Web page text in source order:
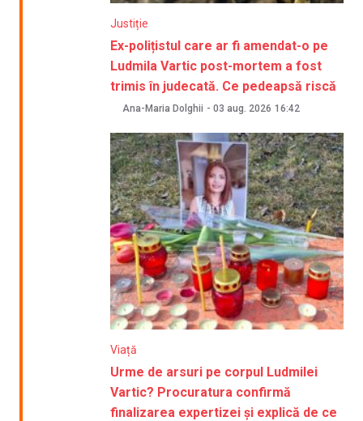
Justiție
Ex-polițistul care ar fi amendat-o pe
Ludmila Vartic post-mortem a fost
trimis în judecată. Ce pedeapsă riscă
Ana-Maria Dolghii - 03 aug. 2026 16:42
Viață
Urme de arsuri pe corpul Ludmilei
Vartic? Procuratura confirmă
finalizarea expertizei și explică de ce